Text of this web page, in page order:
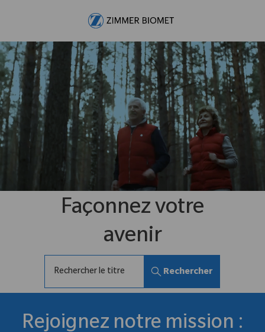
-
Façonnez votre
avenir
Rechercher
Rejoignez notre mission :